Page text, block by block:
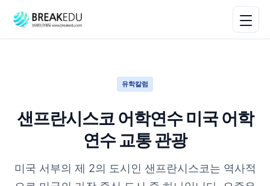
유학칼럼
샌프란시스코 어학연수 미국 어학
연수 교통 관광
미국 서부의 제 2의 도시인 샌프란시스코는 역사적